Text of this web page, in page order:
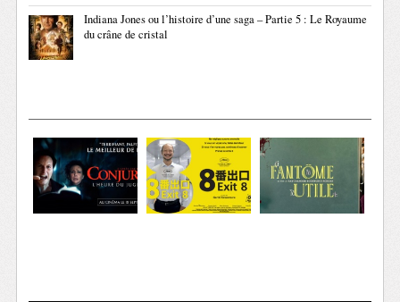
Indiana Jones ou l’histoire d’une saga – Partie 5 : Le Royaume
du crâne de cristal